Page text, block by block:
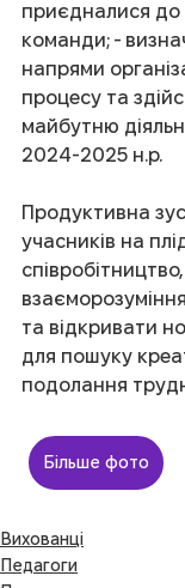
приєдналися до
команди; -
напрями
процесу та
майбутню
2024-2025 н.р.
Продуктивна
учасників на
та відкривати
для пошуку
подолання
Більше фото
Вихованці
Педагоги